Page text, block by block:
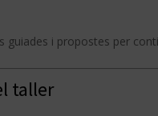
guiades i propostes per
taller